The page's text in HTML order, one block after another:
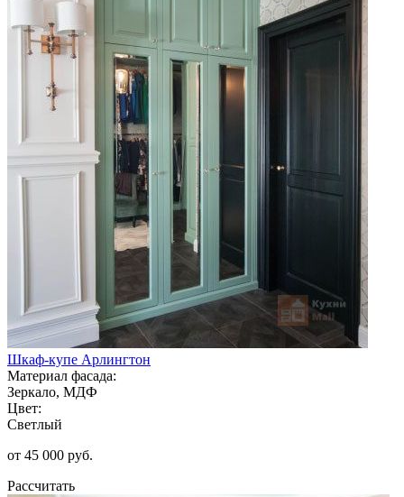
Шкаф-купе Арлингтон
Материал фасада:
Зеркало, МДФ
Цвет:
Светлый
от 45 000 руб.
Рассчитать